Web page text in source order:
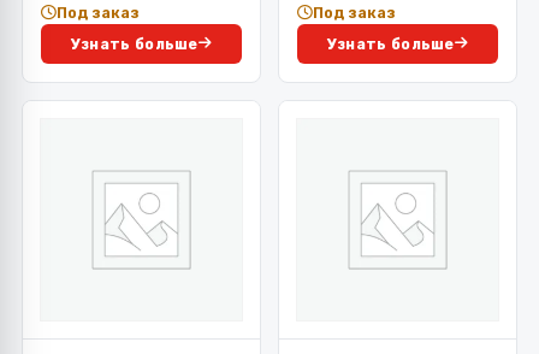
Под заказ
Узнать больше
Под заказ
Узнать больше